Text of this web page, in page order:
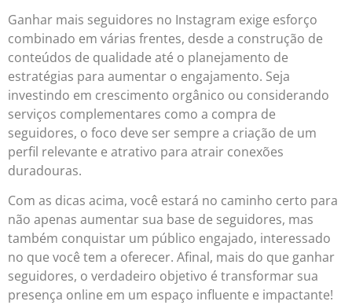
Ganhar mais seguidores no Instagram exige esforço
combinado em várias frentes, desde a construção de
conteúdos de qualidade até o planejamento de
estratégias para aumentar o engajamento. Seja
investindo em crescimento orgânico ou considerando
serviços complementares como a compra de
seguidores, o foco deve ser sempre a criação de um
perfil relevante e atrativo para atrair conexões
duradouras.
Com as dicas acima, você estará no caminho certo para
não apenas aumentar sua base de seguidores, mas
também conquistar um público engajado, interessado
no que você tem a oferecer. Afinal, mais do que ganhar
seguidores, o verdadeiro objetivo é transformar sua
presença online em um espaço influente e impactante!